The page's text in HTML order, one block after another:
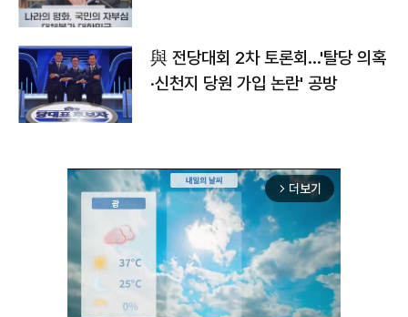
與 전당대회 2차 토론회…'탈당 의혹
·신천지 당원 가입 논란' 공방
arrow_forward_ios 더보기